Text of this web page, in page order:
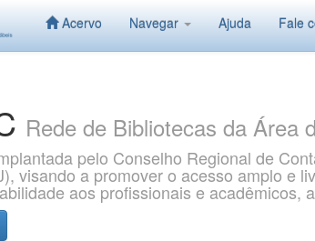
Acervo Navegar Ajuda Fale
Rede de Bibliotecas da Área
pelo Conselho Regional de
visando a promover o acesso amplo e
aos profissionais e acadêmicos,